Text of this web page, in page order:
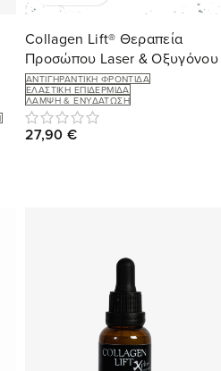
Collagen Lift® Θεραπεία
Προσώπου Laser & Οξυγόνου
ΑΝΤΙΓΗΡΑΝΤΙΚΉ ΦΡΟΝΤΊΔΑ
ΕΛΑΣΤΙΚΉ ΕΠΙΔΕΡΜΊΔΑ
ΛΆΜΨΗ & ΕΝΥΔΆΤΩΣΗ
27,90 €